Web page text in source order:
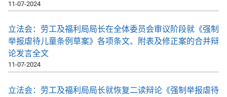
11-07-2024
立法会：劳工及福利局局长在全体委员会审议阶段就《强制
举报虐待儿童条例草案》各项条文、附表及修正案的合并辩
论发言全文
11-07-2024
立法会：劳工及福利局局长就恢复二读辩论《强制举报虐待